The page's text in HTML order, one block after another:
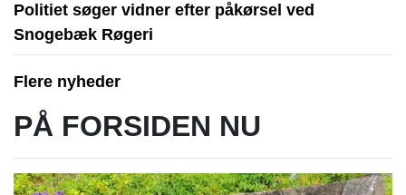
Politiet søger vidner efter påkørsel ved
Snogebæk Røgeri
Flere nyheder
PÅ FORSIDEN NU